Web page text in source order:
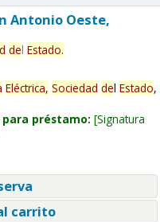
Antonio Oeste,
del Estado.
Eléctrica, Sociedad del Estado,
préstamo: Signatura
carrito